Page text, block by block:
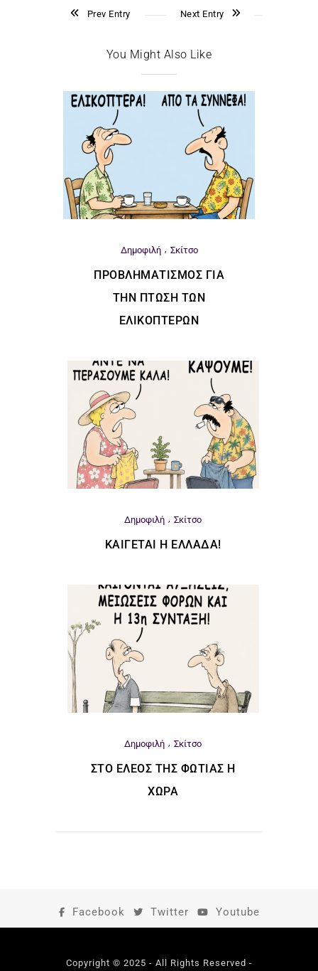
Prev Entry Next Entry
You Might Also Like
Δημοφιλή Σκίτσο
ΠΡΟΒΛΗΜΑΤΙΣΜΌΣ ΓΙΑ
ΤΗΝ ΠΤΏΣΗ ΤΩΝ
ΕΛΙΚΟΠΤΈΡΩΝ
Δημοφιλή Σκίτσο
ΚΑΊΓΕΤΑΙ Η ΕΛΛΆΔΑ!
Δημοφιλή Σκίτσο
ΣΤΟ ΈΛΕΟΣ ΤΗΣ ΦΩΤΙΆΣ Η
ΧΏΡΑ
Facebook Twitter Youtube
Copyright © 2025 - All Rights Reserved -